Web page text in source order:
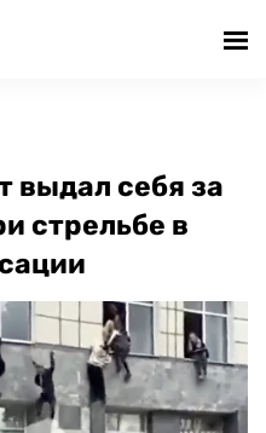
выдал себя за
стрельбе в